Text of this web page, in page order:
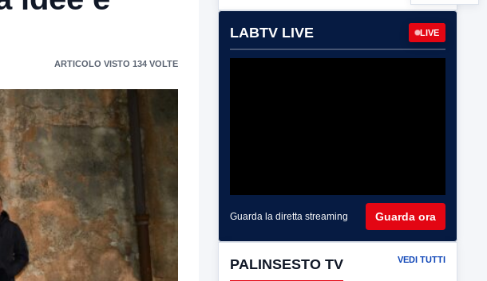
ARTICOLO VISTO 134 VOLTE
LABTV LIVE LIVE
Guarda la diretta streaming Guarda ora
PALINSESTO TV VEDI TUTTI